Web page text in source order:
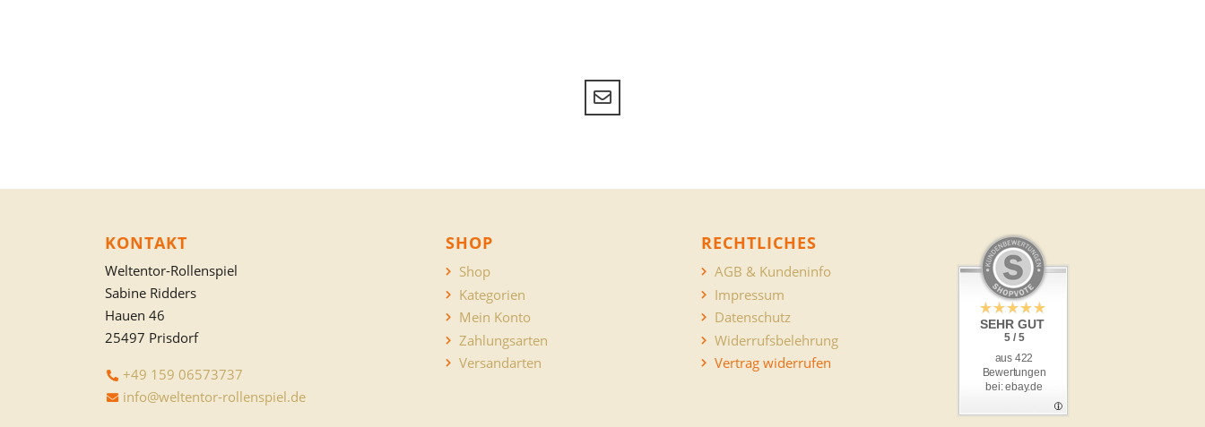
KONTAKT
Weltentor-Rollenspiel
Sabine Ridders
Hauen 46
25497 Prisdorf
+49 159 06573737
info@weltentor-rollenspiel.de
SHOP
Shop
Kategorien
Mein Konto
Zahlungsarten
Versandarten
RECHTLICHES
AGB & Kundeninfo
Impressum
Datenschutz
Widerrufsbelehrung
Vertrag widerrufen
SEHR GUT
5 / 5
aus 422
Bewertungen
bei: ebay.de